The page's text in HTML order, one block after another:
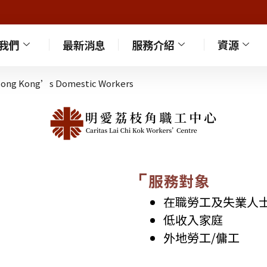
們 最新消息 服務介紹 資源
服務對象
在職勞工及失業人
低收入家庭
外地勞工/傭工